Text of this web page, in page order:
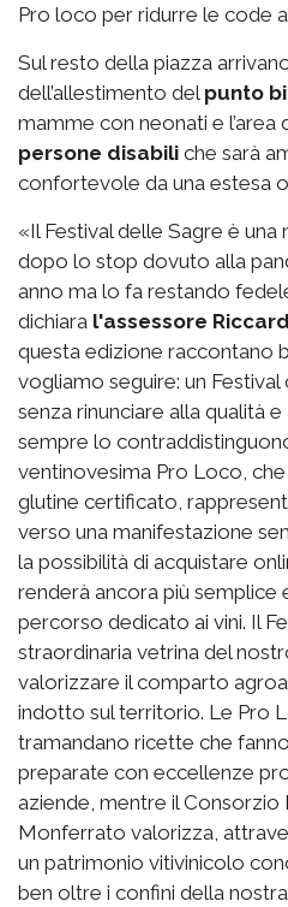
Pro loco per ridurre le code
Sul resto della piazza
dell’allestimento del punto
mamme con neonati e l’area
persone disabili che sarà
confortevole da una estesa
«Il Festival delle Sagre è una
dopo lo stop dovuto alla
anno ma lo fa restando
dichiara l'assessore
questa edizione raccontano
vogliamo seguire: un
senza rinunciare alla qualità
sempre lo
ventinovesima Pro Loco,
glutine certificato,
verso una manifestazione
la possibilità di acquistare
renderà ancora più semplice
percorso dedicato ai vini. Il
straordinaria vetrina del
valorizzare il comparto
indotto sul territorio. Le Pro
tramandano ricette che
preparate con eccellenze
aziende, mentre il Consorzio
Monferrato valorizza,
un patrimonio vitivinicolo
ben oltre i confini della